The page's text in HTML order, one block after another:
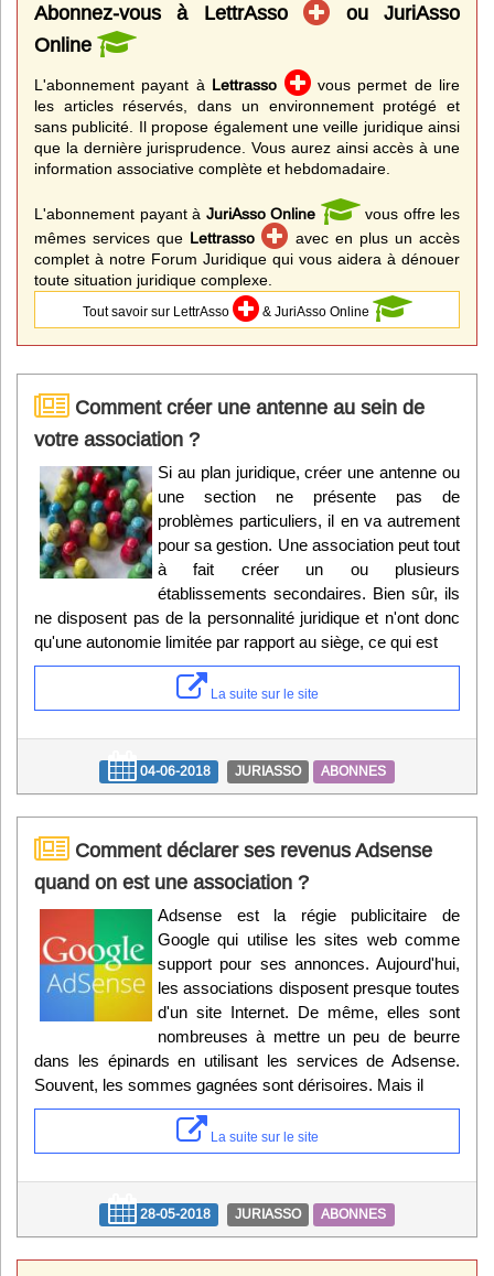
Abonnez-vous à LettrAsso
ou JuriAsso
Online
L'abonnement payant à Lettrasso
vous permet de lire
les articles réservés, dans un environnement protégé et
sans publicité. Il propose également une veille juridique ainsi
que la dernière jurisprudence. Vous aurez ainsi accès à une
information associative complète et hebdomadaire.
L'abonnement payant à JuriAsso Online
vous offre les
mêmes services que Lettrasso
avec en plus un accès
complet à notre Forum Juridique qui vous aidera à dénouer
toute situation juridique complexe.
Tout savoir sur LettrAsso & JuriAsso Online
Comment créer une antenne au sein de
votre association ?
Si au plan juridique, créer une antenne ou
une section ne présente pas de
problèmes particuliers, il en va autrement
pour sa gestion. Une association peut tout
à fait créer un ou plusieurs
établissements secondaires. Bien sûr, ils
ne disposent pas de la personnalité juridique et n'ont donc
qu'une autonomie limitée par rapport au siège, ce qui est
La suite sur le site
04-06-2018 JURIASSO ABONNES
Comment déclarer ses revenus Adsense
quand on est une association ?
Adsense est la régie publicitaire de
Google qui utilise les sites web comme
support pour ses annonces. Aujourd'hui,
les associations disposent presque toutes
d'un site Internet. De même, elles sont
nombreuses à mettre un peu de beurre
dans les épinards en utilisant les services de Adsense.
Souvent, les sommes gagnées sont dérisoires. Mais il
La suite sur le site
28-05-2018 JURIASSO ABONNES